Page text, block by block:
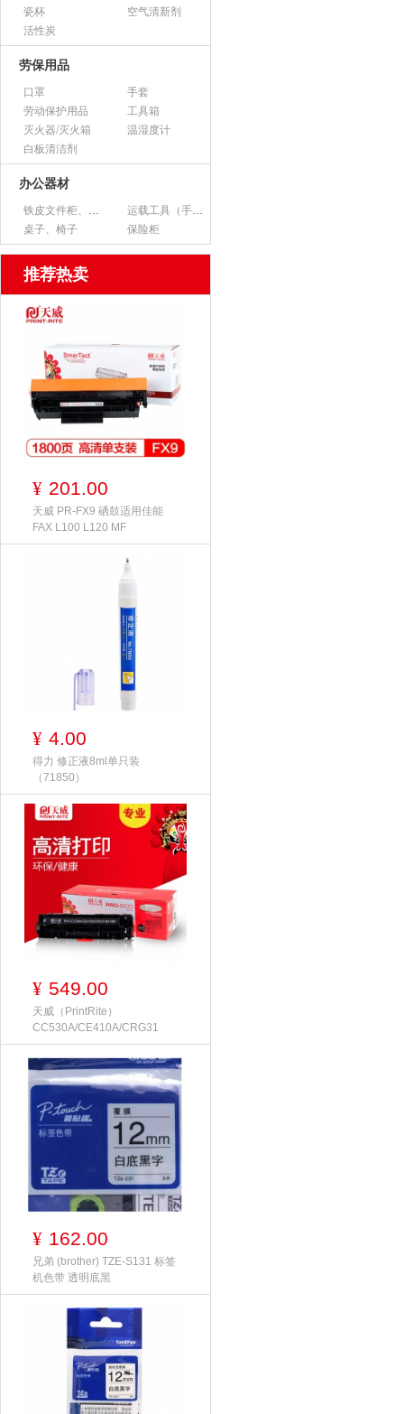
瓷杯
空气清新剂
活性炭
劳保用品
口罩
手套
劳动保护用品
工具箱
灭火器/灭火箱
温湿度计
白板清洁剂
办公器材
铁皮文件柜、货架
运载工具（手推车、平板车、梯子）
桌子、椅子
保险柜
推荐热卖
¥ 201.00
天威 PR-FX9 硒鼓适用佳能
FAX L100 L120 MF
¥ 4.00
得力 修正液8ml单只装
（71850）
¥ 549.00
天威（PrintRite）
CC530A/CE410A/CRG31
¥ 162.00
兄弟 (brother) TZE-S131 标签
机色带 透明底黑